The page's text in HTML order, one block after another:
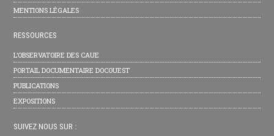
MENTIONS LÉGALES
RESSOURCES
L’OBSERVATOIRE DES CAUE
PORTAIL DOCUMENTAIRE DOCOUEST
PUBLICATIONS
EXPOSITIONS
SUIVEZ NOUS SUR :